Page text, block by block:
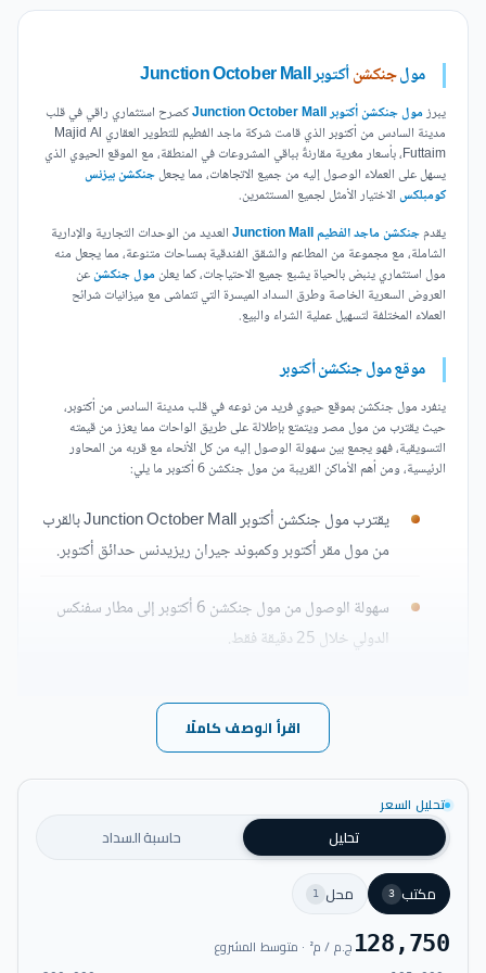
مولجنكشنأكتوبر Junction October Mall
يبرزمول جنكشن أكتوبر Junction October Mall
كصرح استثماري راقي في قلب
مدينة السادس من أكتوبر الذي قامت شركة ماجد الفطيم للتطوير العقاري Majid Al
Futtaim، بأسعار مغرية مقارنةً بباقي المشروعات في المنطقة، مع الموقع الحيوي الذي
يسهل على العملاء الوصول إليه من جميع الاتجاهات، مما يجعلجنكشن بيزنس
كومبلكسالاختيار الأمثل لجميع المستثمرين.
يقدمجنكشن ماجد الفطيم Junction Mall
العديد من الوحدات التجارية والإدارية
الشاملة، مع مجموعة من المطاعم والشقق الفندقية بمساحات متنوعة، مما يجعل منه
مول استثماري ينبض بالحياة يشبع جميع الاحتياجات، كما يعلنمول جنكشنعن
العروض السعرية الخاصة وطرق السداد الميسرة التي تتماشى مع ميزانيات شرائح
العملاء المختلفة لتسهيل عملية الشراء والبيع.
موقع مول جنكشن أكتوبر
ينفرد مول جنكشن بموقع حيوي فريد من نوعه في قلب مدينة السادس من أكتوبر،
حيث يقترب من مول مصر ويتمتع بإطلالة على طريق الواحات مما يعزز من قيمته
التسويقية، فهو يجمع بين سهولة الوصول إليه من كل الأنحاء مع قربه من المحاور
الرئيسية، ومن أهم الأماكن القريبة من مول جنكشن 6 أكتوبر ما يلي:
يقترب مول جنكشن أكتوبر Junction October Mall بالقرب
من مول مقر أكتوبر وكمبوند جيران ريزيدنس حدائق أكتوبر.
سهولة الوصول من مول جنكشن 6 أكتوبر إلى مطار سفنكس
الدولي خلال 25 دقيقة فقط.
يقع مول جنكشن بيزنس كومبليكس بالقرب من الطريق الدائري
الذي يسهل الوصول إليه خلال 7 دقائق فقط.
يبتعد Junction October Mall حوالي 20 دقيقة عن
المتحف المصري الكبير الذي يعد من أشهر المعالم الثقافية في
المنطقة.
الإسكندرية الصحراوي.
اقرأ الوصف كاملًا
تحليل السعر
تحليل حاسبة السداد
مكتب 3 محل 1
128,750ج.م / م² · متوسط المشروع